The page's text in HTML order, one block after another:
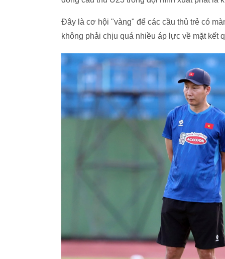
Đây là cơ hội "vàng" để các cầu thủ trẻ có
không phải chịu quá nhiều áp lực về mặt kết